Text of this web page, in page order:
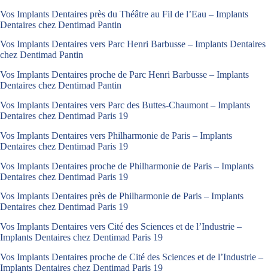
Vos Implants Dentaires près du Théâtre au Fil de l’Eau – Implants
Dentaires chez Dentimad Pantin
Vos Implants Dentaires vers Parc Henri Barbusse – Implants Dentaires
chez Dentimad Pantin
Vos Implants Dentaires proche de Parc Henri Barbusse – Implants
Dentaires chez Dentimad Pantin
Vos Implants Dentaires vers Parc des Buttes-Chaumont – Implants
Dentaires chez Dentimad Paris 19
Vos Implants Dentaires vers Philharmonie de Paris – Implants
Dentaires chez Dentimad Paris 19
Vos Implants Dentaires proche de Philharmonie de Paris – Implants
Dentaires chez Dentimad Paris 19
Vos Implants Dentaires près de Philharmonie de Paris – Implants
Dentaires chez Dentimad Paris 19
Vos Implants Dentaires vers Cité des Sciences et de l’Industrie –
Implants Dentaires chez Dentimad Paris 19
Vos Implants Dentaires proche de Cité des Sciences et de l’Industrie –
Implants Dentaires chez Dentimad Paris 19